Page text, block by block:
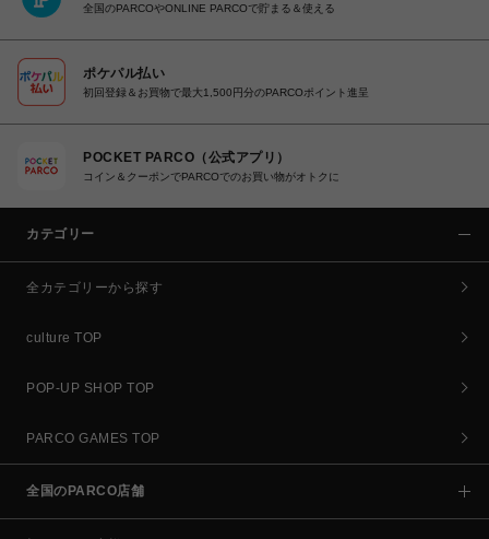
全国のPARCOやONLINE PARCOで貯まる＆使える
ポケパル払い
初回登録＆お買物で最大1,500円分のPARCOポイント進呈
POCKET PARCO（公式アプリ）
コイン＆クーポンでPARCOでのお買い物がオトクに
カテゴリー
全カテゴリーから探す
culture TOP
POP-UP SHOP TOP
PARCO GAMES TOP
全国のPARCO店舗